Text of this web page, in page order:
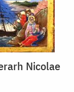
Nicolae